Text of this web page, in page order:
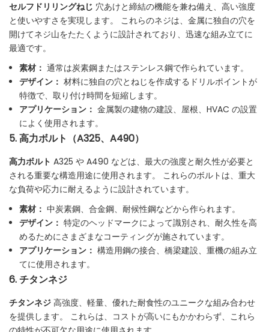
セルフドリリングねじ 穴あけと締結の機能を兼ね備え、高い強度
と使いやすさを実現します。 これらのネジは、金属に独自の穴を
開けてネジ山をたたくように設計されており、迅速な組み立てに
最適です。
素材： 通常は炭素鋼またはステンレス鋼で作られています。
デザイン： 材料に独自の穴とねじを作成するドリルポイントが
特徴で、取り付け時間を短縮します。
アプリケーション： 金属製の建物の建設、屋根、HVAC の設置
によく使用されます。
5. 高力ボルト（A325、A490）
高力ボルト A325 や A490 などは、最大の強度と耐久性が必要と
される重要な構造用途に使用されます。 これらのボルトは、重大
な負荷や応力に耐えるように設計されています。
素材： 中炭素鋼、合金鋼、耐候性鋼などから作られます。
デザイン： 特定のヘッドマークによって識別され、耐久性を高
めるためにさまざまなコーティングが施されています。
アプリケーション： 構造用鋼の接合、橋梁建設、重機の組み立
てに使用されます。
6. チタンネジ
チタンネジ 高強度、軽量、優れた耐食性のユニークな組み合わせ
を提供します。 これらは、コストが高いにもかかわらず、これら